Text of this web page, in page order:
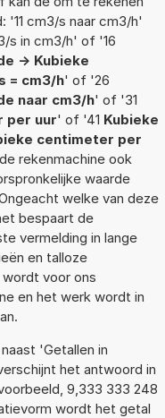
'11 cm3/s naar cm3/h'
s in cm3/h' of '16
-> Kubieke
= cm3/h' of '26
naar cm3/h' of '31
per uur' of '41 Kubieke
centimeter per
rekenmachine ook
waarde
welke van deze
bespaart de
vermelding in lange
en talloze
voor ons
en het werk wordt in
'Getallen in
het antwoord in
9,333 333 248
wordt het getal